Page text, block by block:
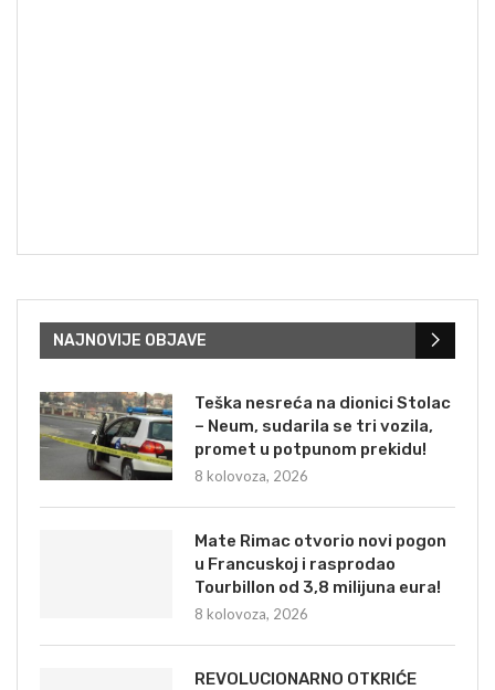
NAJNOVIJE OBJAVE
Teška nesreća na dionici Stolac
– Neum, sudarila se tri vozila,
promet u potpunom prekidu!
8 kolovoza, 2026
Mate Rimac otvorio novi pogon
u Francuskoj i rasprodao
Tourbillon od 3,8 milijuna eura!
8 kolovoza, 2026
REVOLUCIONARNO OTKRIĆE